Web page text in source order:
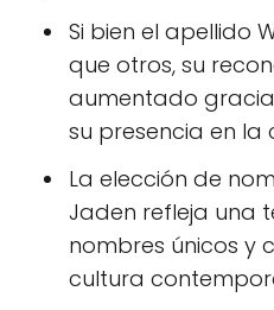
Si bien el apellido
que otros, su
aumentado
su presencia en
La elección de
Jaden refleja una
nombres únicos y
cultura